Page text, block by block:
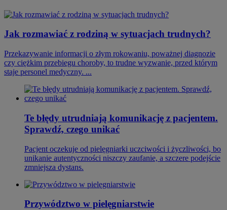
Jak rozmawiać z rodziną w sytuacjach trudnych?
Przekazywanie informacji o złym rokowaniu, poważnej diagnozie
czy ciężkim przebiegu choroby, to trudne wyzwanie, przed którym
staje personel medyczny. ...
Te błędy utrudniają komunikację z pacjentem.
Sprawdź, czego unikać
Pacjent oczekuje od pielęgniarki uczciwości i życzliwości, bo
unikanie autentyczności niszczy zaufanie, a szczere podejście
zmniejsza dystans.
Przywództwo w pielęgniarstwie